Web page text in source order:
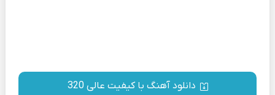
دانلود آهنگ با کیفیت عالی 320